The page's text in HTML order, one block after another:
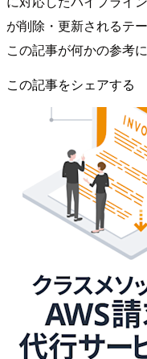
が削除・更新されるテ
この記事が何かの参考
この記事をシェアする